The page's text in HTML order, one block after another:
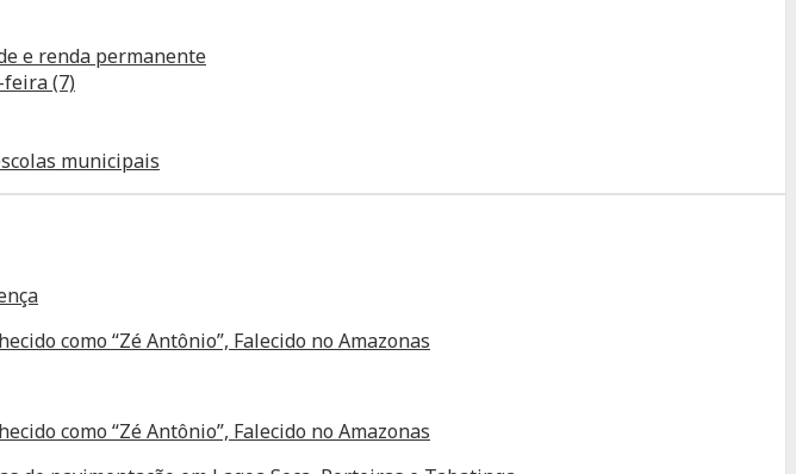
e renda permanente
(7)
municipais
como “Zé Antônio”, Falecido no Amazonas
como “Zé Antônio”, Falecido no Amazonas